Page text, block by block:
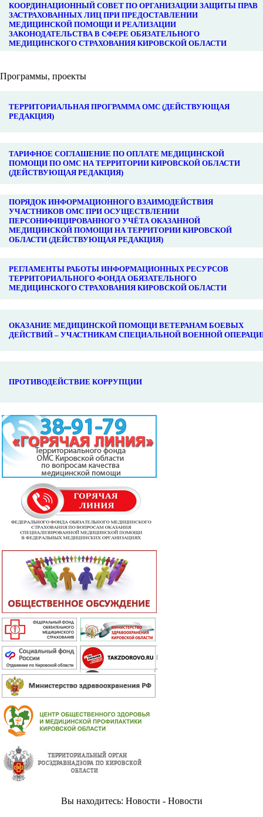
КООРДИНАЦИОННЫЙ СОВЕТ ПО ОРГАНИЗАЦИИ ЗАЩИТЫ ПРАВ
ЗАСТРАХОВАННЫХ ЛИЦ ПРИ ПРЕДОСТАВЛЕНИИ
МЕДИЦИНСКОЙ ПОМОЩИ И РЕАЛИЗАЦИИ
ЗАКОНОДАТЕЛЬСТВА В СФЕРЕ ОБЯЗАТЕЛЬНОГО
МЕДИЦИНСКОГО СТРАХОВАНИЯ КИРОВСКОЙ ОБЛАСТИ
Программы, проекты
ТЕРРИТОРИАЛЬНАЯ ПРОГРАММА ОМС (ДЕЙСТВУЮЩАЯ
РЕДАКЦИЯ)
ТАРИФНОЕ СОГЛАШЕНИЕ ПО ОПЛАТЕ МЕДИЦИНСКОЙ
ПОМОЩИ ПО ОМС НА ТЕРРИТОРИИ КИРОВСКОЙ ОБЛАСТИ
(ДЕЙСТВУЮЩАЯ РЕДАКЦИЯ)
ПОРЯДОК ИНФОРМАЦИОННОГО ВЗАИМОДЕЙСТВИЯ
УЧАСТНИКОВ ОМС ПРИ ОСУЩЕСТВЛЕНИИ
ПЕРСОНИФИЦИРОВАННОГО УЧЁТА ОКАЗАННОЙ
МЕДИЦИНСКОЙ ПОМОЩИ НА ТЕРРИТОРИИ КИРОВСКОЙ
ОБЛАСТИ (ДЕЙСТВУЮЩАЯ РЕДАКЦИЯ)
РЕГЛАМЕНТЫ РАБОТЫ ИНФОРМАЦИОННЫХ РЕСУРСОВ
ТЕРРИТОРИАЛЬНОГО ФОНДА ОБЯЗАТЕЛЬНОГО
МЕДИЦИНСКОГО СТРАХОВАНИЯ КИРОВСКОЙ ОБЛАСТИ
ОКАЗАНИЕ МЕДИЦИНСКОЙ ПОМОЩИ ВЕТЕРАНАМ БОЕВЫХ
ДЕЙСТВИЙ – УЧАСТНИКАМ СПЕЦИАЛЬНОЙ ВОЕННОЙ
ПРОТИВОДЕЙСТВИЕ КОРРУПЦИИ
Вы находитесь: Новости - Новости